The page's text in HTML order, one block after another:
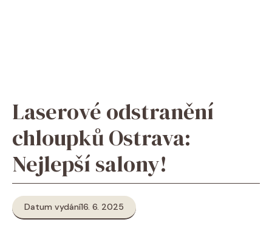
Laserové odstranění
chloupků Ostrava:
Nejlepší salony!
Datum vydání16. 6. 2025